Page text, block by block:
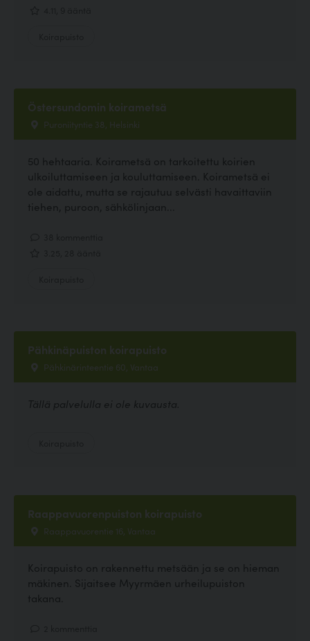
Östersundomin koirametsä
Puroniityntie 38, Helsinki
50 hehtaaria. Koirametsä on tarkoitettu koirien
ulkoiluttamiseen ja kouluttamiseen. Koirametsä ei
ole aidattu, mutta se rajautuu selvästi havaittaviin
tiehen, puroon, sähkölinjaan...
Pähkinäpuiston koirapuisto
Pähkinärinteentie 60, Vantaa
Tällä palvelulla ei ole kuvausta.
Raappavuorenpuiston koirapuisto
Raappavuorentie 16, Vantaa
Koirapuisto on rakennettu metsään ja se on hieman
mäkinen. Sijaitsee Myyrmäen urheilupuiston
takana.